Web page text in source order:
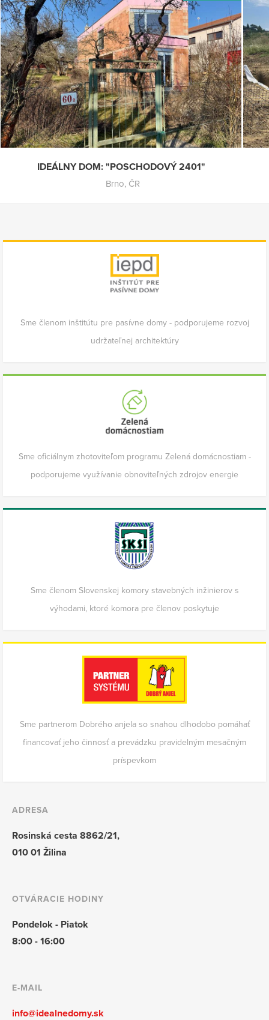
IDEÁLNY DOM: "POSCHODOVÝ 2401"
Brno, ČR
Sme členom inštitútu pre pasívne domy - podporujeme rozvoj
udržateľnej architektúry
Sme oficiálnym zhotoviteľom programu Zelená domácnostiam -
podporujeme využívanie obnoviteľných zdrojov energie
Sme členom Slovenskej komory stavebných inžinierov s
výhodami, ktoré komora pre členov poskytuje
Sme partnerom Dobrého anjela so snahou dlhodobo pomáhať
financovať jeho činnosť a prevádzku pravidelným mesačným
príspevkom
ADRESA
Rosinská cesta 8862/21,
010 01 Žilina
OTVÁRACIE HODINY
Pondelok - Piatok
8:00 - 16:00
E-MAIL
info@idealnedomy.sk